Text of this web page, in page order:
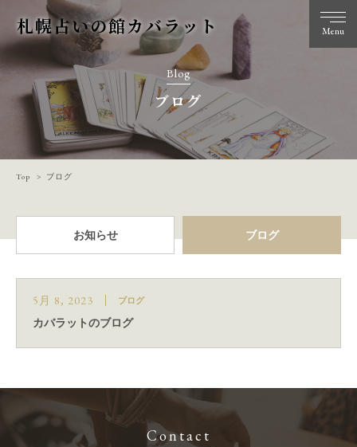
札幌占いの館カバラット Menu
Blog
ブログ
Top ブログ
お知らせ ブログ
5月 8, 2023 ブログ
カバラットのブログ
Contact